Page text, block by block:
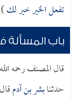
تفعل الخير خير لك
باب
قال المصنف رحمه
حدثنابشر بن آدم